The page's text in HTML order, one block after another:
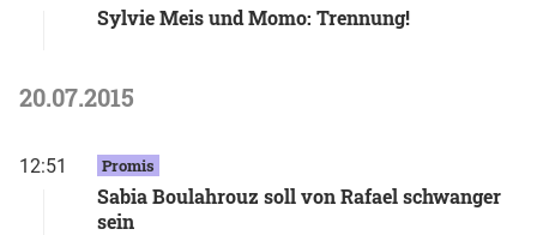
Sylvie Meis und Momo: Trennung!
20.07.2015
12:51 Promis
Sabia Boulahrouz soll von Rafael schwanger
sein